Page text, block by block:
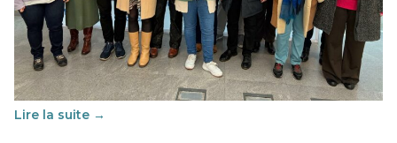
franco-espagnol pour changer d’approche
29 juin 2026-National
Cette année, l'UNSA Éducation a mené un projet Erasmus
soutenu par l'union Européenne et centré sur l'éducation
au vivre-ensemble : quelles différences entre la France…
Lire la suite →